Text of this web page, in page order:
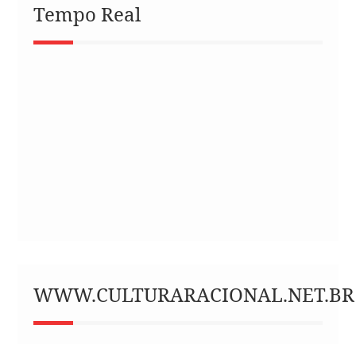
Tempo Real
WWW.CULTURARACIONAL.NET.BR